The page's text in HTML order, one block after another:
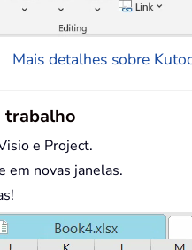
Mais detalhes sobre
trabalho
e Project.
em novas janelas.